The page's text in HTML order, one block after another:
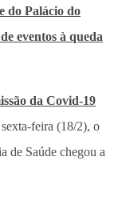
do Palácio do
eventos à queda
da Covid-19
feira (18/2), o
de Saúde chegou a